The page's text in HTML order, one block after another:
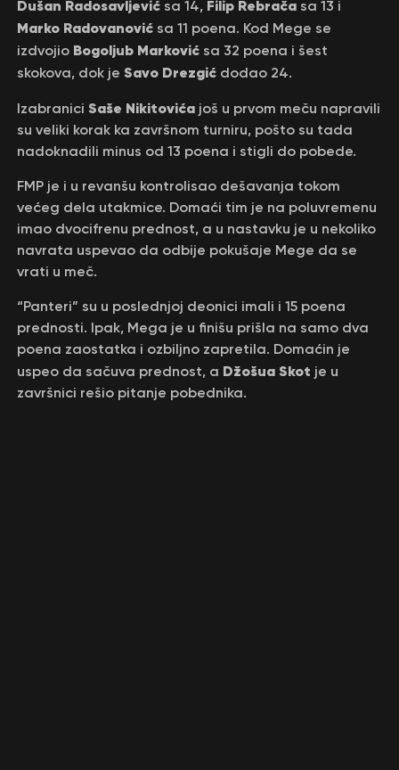
Dušan Radosavljevićsa 14, Filip Rebračasa 13 i
Marko Radovanovićsa 11 poena. Kod Mege se
izdvojio Bogoljub Markovićsa 32 poena i šest
skokova, dok je Savo Drezgićdodao 24.
Izabranici Saše Nikitovićajoš u prvom meču napravili
su veliki korak ka završnom turniru, pošto su tada
nadoknadili minus od 13 poena i stigli do pobede.
FMP je i u revanšu kontrolisao dešavanja tokom
većeg dela utakmice. Domaći tim je na poluvremenu
imao dvocifrenu prednost, a u nastavku je u nekoliko
navrata uspevao da odbije pokušaje Mege da se
vrati u meč.
“Panteri” su u poslednjoj deonici imali i 15 poena
prednosti. Ipak, Mega je u finišu prišla na samo dva
poena zaostatka i ozbiljno zapretila. Domaćin je
uspeo da sačuva prednost, a Džošua Skot je u
završnici rešio pitanje pobednika.